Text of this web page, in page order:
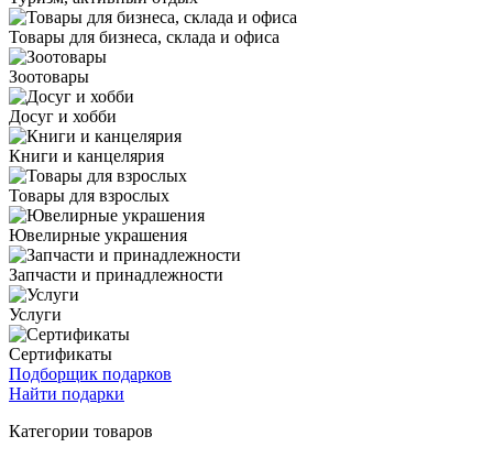
Товары для бизнеса, склада и офиса
Зоотовары
Досуг и хобби
Книги и канцелярия
Товары для взрослых
Ювелирные украшения
Запчасти и принадлежности
Услуги
Сертификаты
Подборщик подарков
Найти подарки
Категории товаров